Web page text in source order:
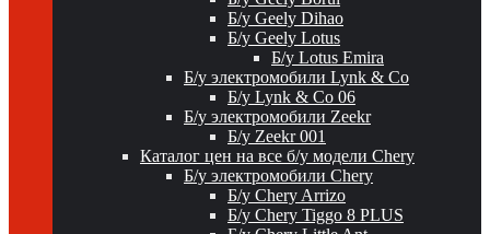
Б/у Geely Dihao
Б/у Geely Lotus
Б/у Lotus Emira
Б/у электромобили Lynk & Co
Б/у Lynk & Co 06
Б/у электромобили Zeekr
Б/у Zeekr 001
Каталог цен на все б/у модели Chery
Б/у электромобили Chery
Б/у Chery Arrizo
Б/у Chery Tiggo 8 PLUS